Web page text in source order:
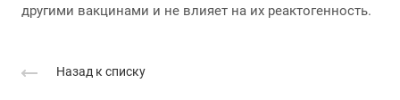
другими вакцинами и не влияет на их реактогенность.
Назад к списку